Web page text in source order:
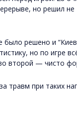
но решил не
было решено и
но по игре
второй — чисто
травм при таких